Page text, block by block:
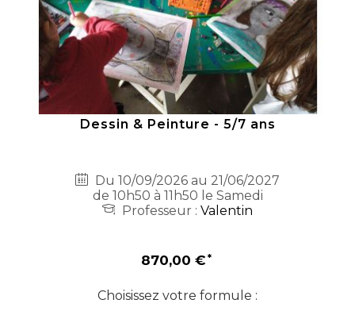
Dessin & Peinture - 5/7 ans
Du 10/09/2026 au 21/06/2027
de 10h50 à 11h50 le Samedi
Professeur : Valentin
870,00 €
Choisissez votre formule :